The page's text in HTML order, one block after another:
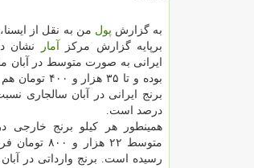
به گزارش پول من به نقل از
برپایه گزارش مرکز
آمار
نشان
بوده و تا ۳۵
درصد است.
همینطور هر کیلو برنج